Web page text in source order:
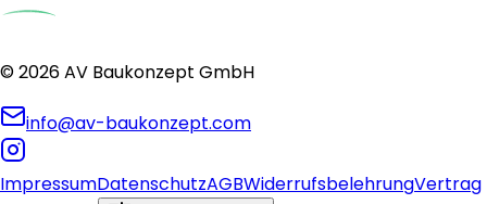
©2026AV Baukonzept GmbH
info@av-baukonzept.com
ImpressumDatenschutzAGBWiderrufsbelehrungVertrag